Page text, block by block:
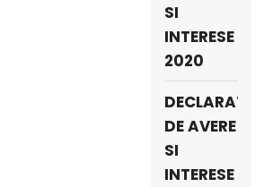
SI
INTERESE
2020
DECLARATII
DE AVERE
SI
INTERESE